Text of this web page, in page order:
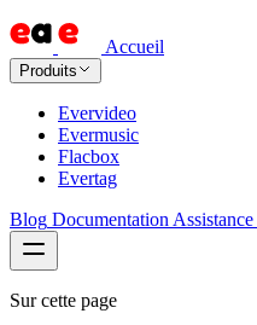
Accueil
Produits
Evervideo
Evermusic
Flacbox
Evertag
Blog Documentation Assistance
Sur cette page